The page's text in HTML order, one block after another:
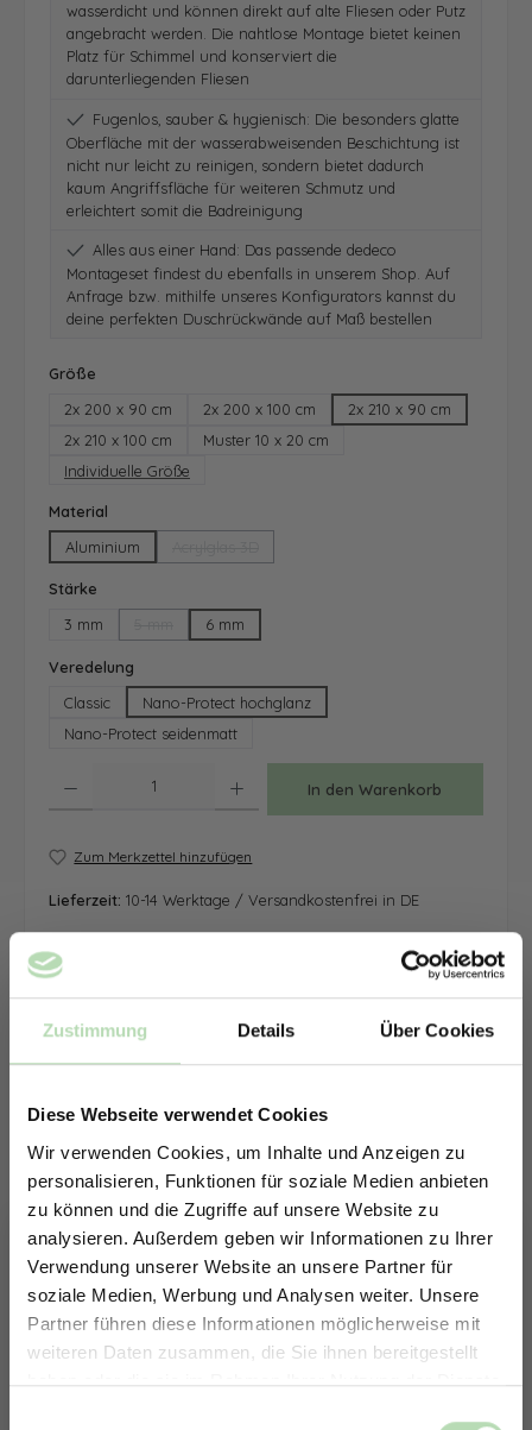
Zustimmung Details Über Cookies
Diese Webseite verwendet Cookies
Wir verwenden Cookies, um Inhalte und Anzeigen zu
personalisieren, Funktionen für soziale Medien anbieten
zu können und die Zugriffe auf unsere Website zu
analysieren. Außerdem geben wir Informationen zu Ihrer
Verwendung unserer Website an unsere Partner für
soziale Medien, Werbung und Analysen weiter. Unsere
Partner führen diese Informationen möglicherweise mit
weiteren Daten zusammen, die Sie ihnen bereitgestellt
haben oder die sie im Rahmen Ihrer Nutzung der Dienste
wasserdicht und können direkt auf alte Fliesen oder Putz
angebracht werden. Die nahtlose Montage bietet keinen
Platz für Schimmel und konserviert die
darunterliegenden Fliesen
Fugenlos, sauber & hygienisch: Die besonders glatte
Oberfläche mit der wasserabweisenden Beschichtung ist
nicht nur leicht zu reinigen, sondern bietet dadurch
kaum Angriffsfläche für weiteren Schmutz und
erleichtert somit die Badreinigung
Alles aus einer Hand: Das passende dedeco
Montageset findest du ebenfalls in unserem Shop. Auf
Anfrage bzw. mithilfe unseres Konfigurators kannst du
deine perfekten Duschrückwände auf Maß bestellen
Größe
2x 200 x 90 cm
2x 200 x 100 cm
2x 210 x 90 cm
2x 210 x 100 cm
Muster 10 x 20 cm
Individuelle Größe
Material
Aluminium
Stärke
3 mm
(Diese Option ist zurzeit nicht verfügbar.)
6 mm
Veredelung
Classic
Nano-Protect hochglanz
Nano-Protect seidenmatt
In den Warenkorb
Zum Merkzettel hinzufügen
Lieferzeit: 10-14 Werktage / Versandkostenfrei in DE
ERHALTE 5% RABATT AUF
DEINE RÜCKWÄNDE